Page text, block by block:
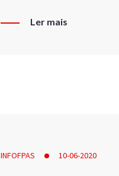
Ler mais
INFOFPAS 10-06-2020